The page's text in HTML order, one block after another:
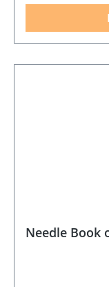
Needle Book